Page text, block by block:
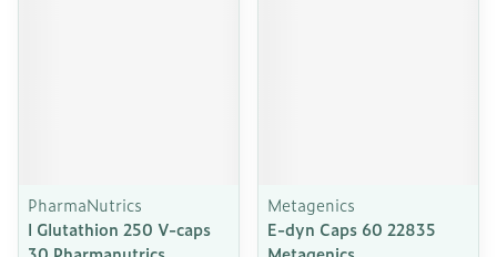
PharmaNutrics
l Glutathion 250 V-caps
Metagenics
E-dyn Caps 60 22835